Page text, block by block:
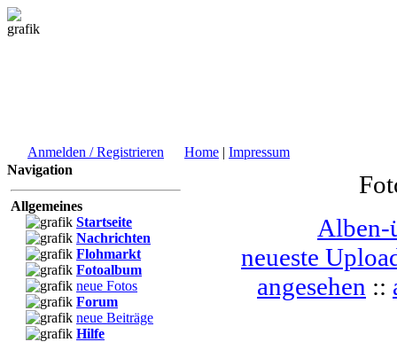
Anmelden / Registrieren Home | Impressum
Navigation
Allgemeines
Startseite
Nachrichten
Flohmarkt
Fotoalbum
neue Fotos
Forum
neue Beiträge
Hilfe
Alben-
neueste
angesehen ::